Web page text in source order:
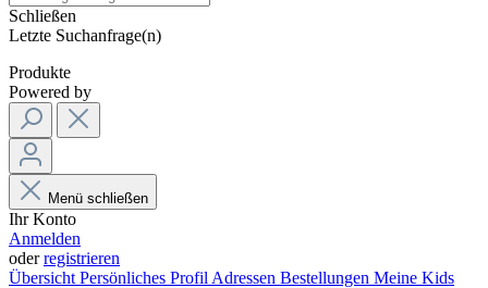
Schließen
Letzte Suchanfrage(n)
Produkte
Powered by
Menü schließen
Ihr Konto
Anmelden
oderregistrieren
Übersicht Persönliches Profil Adressen Bestellungen Meine Kids